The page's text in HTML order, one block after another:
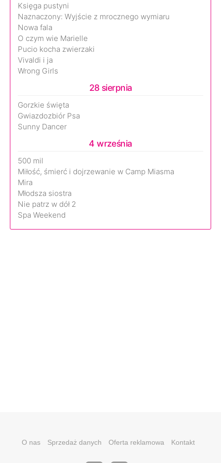
Księga pustyni
Naznaczony: Wyjście z mrocznego wymiaru
Nowa fala
O czym wie Marielle
Pucio kocha zwierzaki
Vivaldi i ja
Wrong Girls
28 sierpnia
Gorzkie święta
Gwiazdozbiór Psa
Sunny Dancer
4 września
500 mil
Miłość, śmierć i dojrzewanie w Camp Miasma
Mira
Młodsza siostra
Nie patrz w dół 2
Spa Weekend
O nas Sprzedaż danych Oferta reklamowa Kontakt